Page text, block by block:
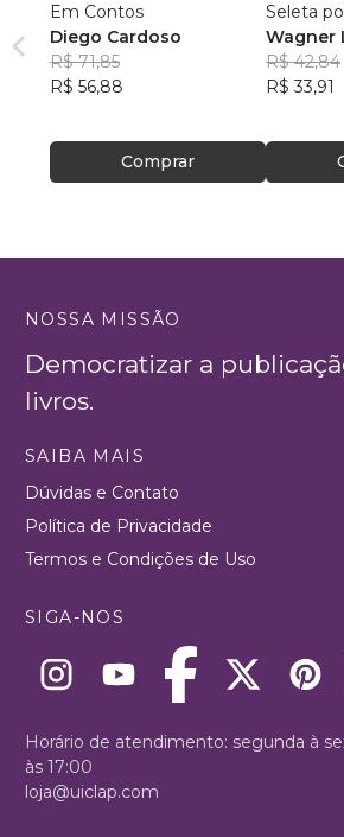
Em Contos
Diego Cardoso
R$ 71,85
R$ 56,88
Comprar
Seleta
Wagner
R$ 42,84
R$ 33,91
NOSSA MISSÃO
Democratizar a
livros.
SAIBA MAIS
Dúvidas e Contato
Política de Privacidade
Termos e Condições de Uso
SIGA-NOS
Horário de atendimento: segunda à
às 17:00
loja@uiclap.com